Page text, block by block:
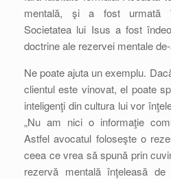
mentală, şi a fost urmată
Societatea lui Isus a fost
doctrine ale rezervei mentale
Ne poate ajuta un exemplu.
clientul este vinovat, el poate
inteligenţi din cultura lui vor
„Nu am nici o informaţie
Astfel avocatul foloseşte o
ceea ce vrea să spună prin
rezervă mentală înţeleasă